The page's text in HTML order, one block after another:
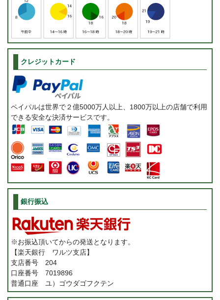
クレジットカード
ペイパルは世界で２億5000万人以上、1800万以上の店舗で利用
できる安全な決済サービスです。
銀行振込
※お振込頂いてからの発送となります。
【楽天銀行 ワルツ支店】
支店番号 204
口座番号 7019896
普通口座 ユ）ゴウダゴフクテン